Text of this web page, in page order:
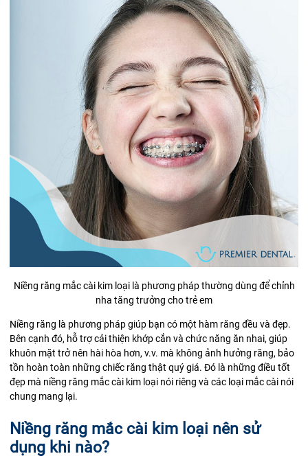
Niềng răng mắc cài kim loại là phương pháp thường dùng để chỉnh
nha tăng trưởng cho trẻ em
Niềng răng là phương pháp giúp bạn có một hàm răng đều và đẹp.
Bên cạnh đó, hỗ trợ cải thiện khớp cắn và chức năng ăn nhai, giúp
khuôn mặt trở nên hài hòa hơn, v.v. mà không ảnh hưởng răng, bảo
tồn hoàn toàn những chiếc răng thật quý giá. Đó là những điều tốt
đẹp mà niềng răng mắc cài kim loại nói riêng và các loại mắc cài nói
chung mang lại.
Niềng răng mắc cài kim loại nên sử
dụng khi nào?